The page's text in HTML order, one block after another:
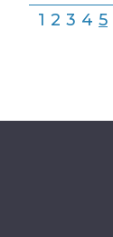
1 2 3 4 5